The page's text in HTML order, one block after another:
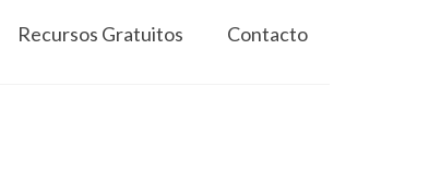
Recursos Gratuitos Contacto